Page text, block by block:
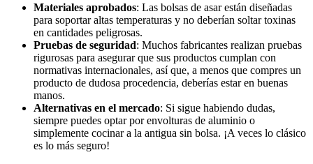
Materiales‌ aprobados: Las bolsas de asar ⁤están diseñadas​
para soportar‍ altas temperaturas y no deberían soltar toxinas
en​ cantidades peligrosas.
Pruebas de‌ seguridad: Muchos fabricantes realizan​ pruebas
rigurosas para asegurar que sus productos cumplan con
normativas internacionales,⁤ así ⁤que, a menos‌ que compres un
producto de‌ dudosa⁣ procedencia, deberías estar en buenas
manos.
Alternativas en el mercado: Si sigue habiendo dudas,
siempre puedes optar por envolturas⁢ de aluminio o
simplemente cocinar a‍ la antigua sin bolsa. ¡A veces lo clásico
‌es lo más seguro!